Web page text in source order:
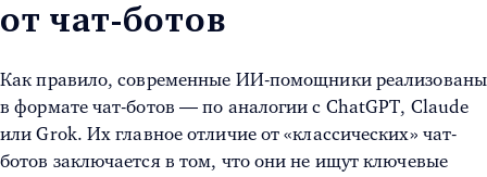
от чат-ботов
Как правило, современные ИИ-помощники реализованы
в формате чат-ботов — по аналогии с ChatGPT, Claude
или Grok. Их главное отличие от «классических» чат-
ботов заключается в том, что они не ищут ключевые